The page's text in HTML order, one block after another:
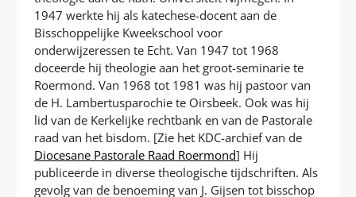
1947 werkte hij als katechese-docent aan de
Bisschoppelijke Kweekschool voor
onderwijzeressen te Echt. Van 1947 tot 1968
doceerde hij theologie aan het groot-seminarie te
Roermond. Van 1968 tot 1981 was hij pastoor van
de H. Lambertusparochie te Oirsbeek. Ook was hij
lid van de Kerkelijke rechtbank en van de Pastorale
raad van het bisdom. [Zie het KDC-archief van de
Diocesane Pastorale Raad Roermond] Hij
publiceerde in diverse theologische tijdschriften. Als
gevolg van de benoeming van J. Gijsen tot bisschop